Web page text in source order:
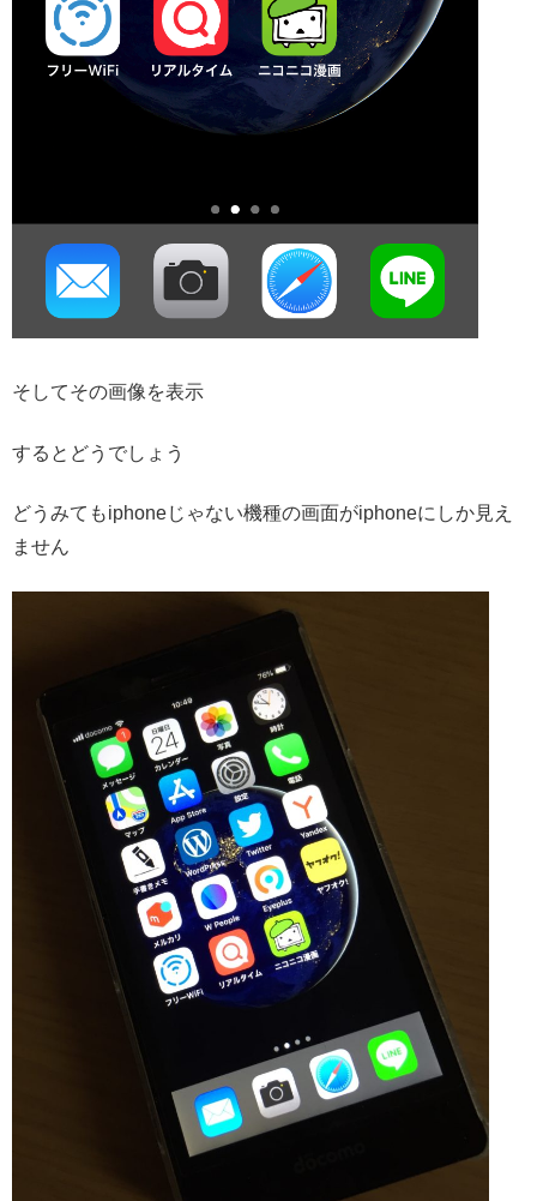
そしてその画像を表示
するとどうでしょう
どうみてもiphoneじゃない機種の画面がiphoneにしか見え
ません